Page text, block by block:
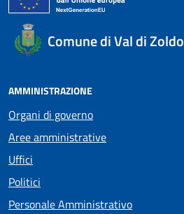
Comune di Val di Zoldo
AMMINISTRAZIONE
Organi di governo
Aree amministrative
Uffici
Politici
Personale Amministrativo